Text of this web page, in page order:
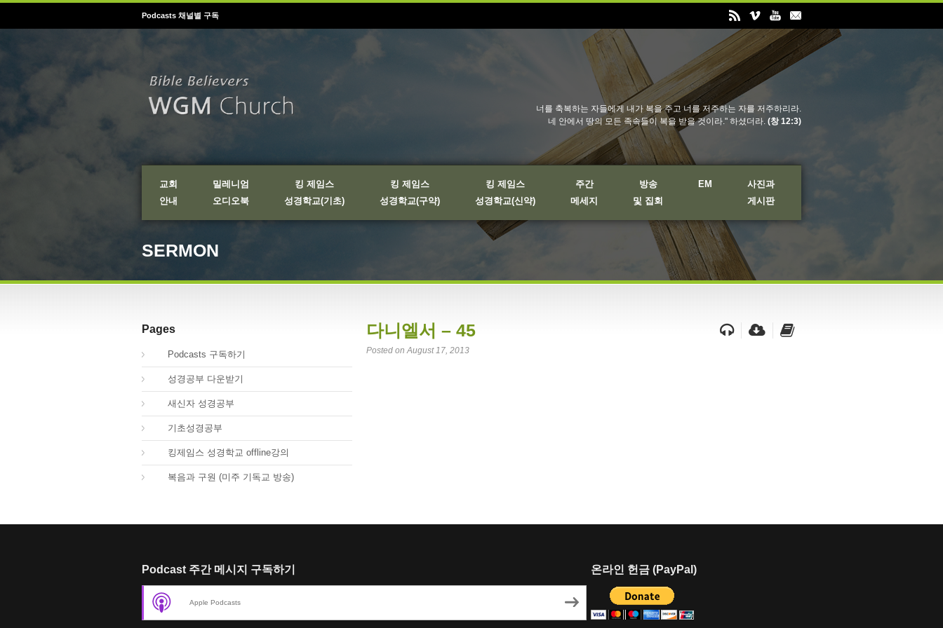
Podcasts 채널별 구독
너를 축복하는 자들에게 내가 복을 주고 너를 저주하는 자를 저주하리라.
네 안에서 땅의 모든 족속들이 복을 받을 것이라." 하셨더라. (창 12:3)
교회
안내
밀레니엄
오디오북
킹 제임스
성경학교(기초)
킹 제임스
성경학교(구약)
킹 제임스
성경학교(신약)
주간
메세지
방송
및 집회
EM
사진과
게시판
SERMON
다니엘서 – 45
Posted on August 17, 2013
Pages
Podcasts 구독하기
성경공부 다운받기
새신자 성경공부
기초성경공부
킹제임스 성경학교 offline강의
복음과 구원 (미주 기독교 방송)
Podcast 주간 메시지 구독하기
Apple Podcasts
온라인 헌금 (PayPal)